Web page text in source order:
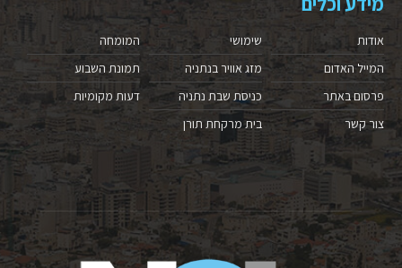
אודות
המייל האדום
פרסום באתר
צור קשר
שימושי
מזג אוויר בנתניה
כניסת שבת נתניה
בית מרקחת תורן
המומחה
תמונת השבוע
דעות מקומיות